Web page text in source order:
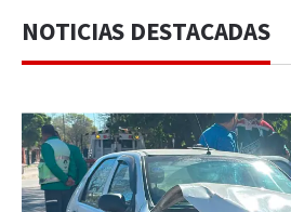
NOTICIAS DESTACADAS